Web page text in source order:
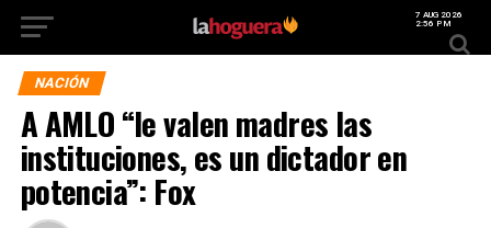
7 AUG 2026
2:56 PM
NACIÓN
A AMLO “le valen madres las
instituciones, es un dictador en
potencia”: Fox